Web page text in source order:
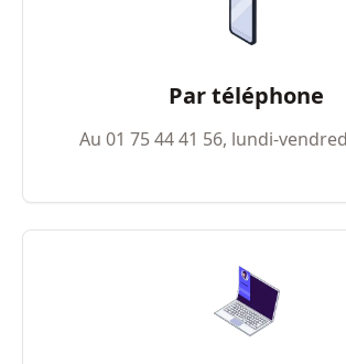
Par téléphone
Au 01​ 75​ 44​ 41​ 56, lundi-